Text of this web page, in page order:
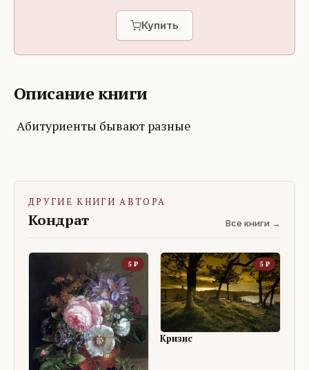
Купить
Описание книги
Абитуриенты бывают разные
ДРУГИЕ КНИГИ АВТОРА
Кондрат Все книги →
5 ₽ 5 ₽
Кризис